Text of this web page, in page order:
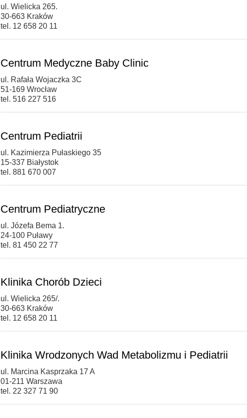
ul. Wielicka 265.
30-663 Kraków
tel. 12 658 20 11
Centrum Medyczne Baby Clinic
ul. Rafała Wojaczka 3C
51-169 Wrocław
tel. 516 227 516
Centrum Pediatrii
ul. Kazimierza Pułaskiego 35
15-337 Białystok
tel. 881 670 007
Centrum Pediatryczne
ul. Józefa Bema 1.
24-100 Puławy
tel. 81 450 22 77
Klinika Chorób Dzieci
ul. Wielicka 265/.
30-663 Kraków
tel. 12 658 20 11
Klinika Wrodzonych Wad Metabolizmu i Pediatrii
ul. Marcina Kasprzaka 17 A
01-211 Warszawa
tel. 22 327 71 90